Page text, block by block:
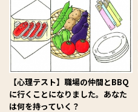
【心理テスト】職場の仲間とBBQ
に行くことになりました。あなた
は何を持っていく？